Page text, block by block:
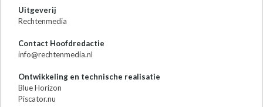
Uitgeverij
Rechtenmedia
Contact Hoofdredactie
info@rechtenmedia.nl
Ontwikkeling en technische realisatie
Blue Horizon
Piscator.nu